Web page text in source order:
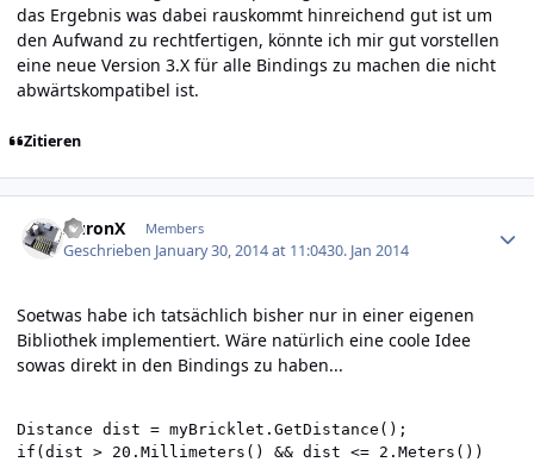
das Ergebnis was dabei rauskommt hinreichend gut ist um
den Aufwand zu rechtfertigen, könnte ich mir gut vorstellen
eine neue Version 3.X für alle Bindings zu machen die nicht
abwärtskompatibel ist.
Zitieren
AuronX Members
Geschrieben January 30, 2014 at 11:0430. Jan 2014
Soetwas habe ich tatsächlich bisher nur in einer eigenen
Bibliothek implementiert. Wäre natürlich eine coole Idee
sowas direkt in den Bindings zu haben...
Distance dist = myBricklet.GetDistance();
if(dist > 20.Millimeters() && dist <= 2.Meters())